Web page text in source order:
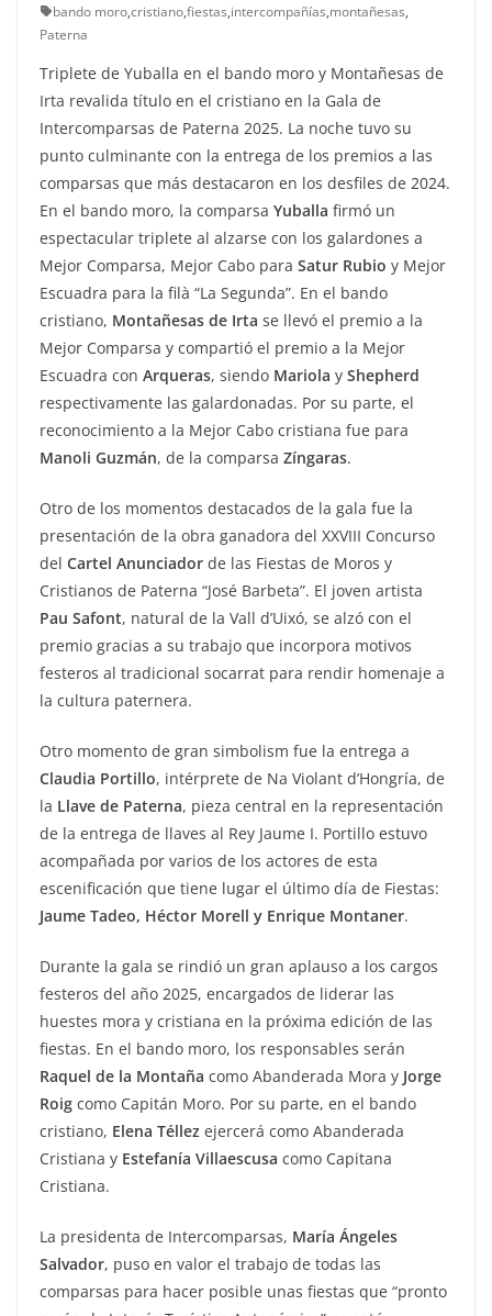
bando moro,cristiano,fiestas,intercompañías,montañesas,
Paterna
Triplete de Yuballa en el bando moro y Montañesas de
Irta revalida título en el cristiano en la Gala de
Intercomparsas de Paterna 2025. La noche tuvo su
punto culminante con la entrega de los premios a las
comparsas que más destacaron en los desfiles de 2024.
En el bando moro, la comparsa Yuballa firmó un
espectacular triplete al alzarse con los galardones a
Mejor Comparsa, Mejor Cabo para Satur Rubio y Mejor
Escuadra para la filà “La Segunda”. En el bando
cristiano, Montañesas de Irta se llevó el premio a la
Mejor Comparsa y compartió el premio a la Mejor
Escuadra con Arqueras, siendo Mariola y Shepherd
respectivamente las galardonadas. Por su parte, el
reconocimiento a la Mejor Cabo cristiana fue para
Manoli Guzmán, de la comparsa Zíngaras.
Otro de los momentos destacados de la gala fue la
presentación de la obra ganadora del XXVIII Concurso
del Cartel Anunciador de las Fiestas de Moros y
Cristianos de Paterna “José Barbeta”. El joven artista
Pau Safont, natural de la Vall d’Uixó, se alzó con el
premio gracias a su trabajo que incorpora motivos
festeros al tradicional socarrat para rendir homenaje a
la cultura paternera.
Otro momento de gran simbolism fue la entrega a
Claudia Portillo, intérprete de Na Violant d’Hongría, de
la Llave de Paterna, pieza central en la representación
de la entrega de llaves al Rey Jaume I. Portillo estuvo
acompañada por varios de los actores de esta
escenificación que tiene lugar el último día de Fiestas:
Jaume Tadeo, Héctor Morell y Enrique Montaner.
Durante la gala se rindió un gran aplauso a los cargos
festeros del año 2025, encargados de liderar las
huestes mora y cristiana en la próxima edición de las
fiestas. En el bando moro, los responsables serán
Raquel de la Montaña como Abanderada Mora y Jorge
Roig como Capitán Moro. Por su parte, en el bando
cristiano, Elena Téllez ejercerá como Abanderada
Cristiana y Estefanía Villaescusa como Capitana
Cristiana.
La presidenta de Intercomparsas, María Ángeles
Salvador, puso en valor el trabajo de todas las
comparsas para hacer posible unas fiestas que “pronto